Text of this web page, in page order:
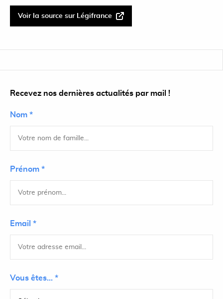
Voir la source sur Légifrance
Recevez nos dernières actualités par mail !
Nom *
Prénom *
Email *
Vous êtes... *